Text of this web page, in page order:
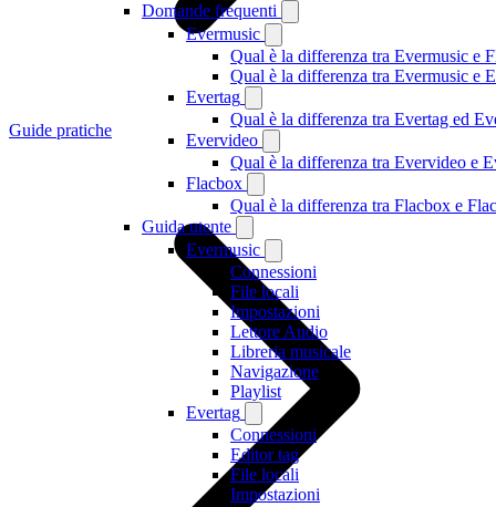
Domande frequenti
Evermusic
Qual è la differenza tra Evermusic e
Qual è la differenza tra Evermusic e
Evertag
Qual è la differenza tra Evertag ed
Evervideo
Qual è la differenza tra Evervideo e
Flacbox
Qual è la differenza tra Flacbox e
Guida utente
Evermusic
Connessioni
File locali
Impostazioni
Lettore Audio
Libreria musicale
Navigazione
Playlist
Evertag
Connessioni
Editor tag
File locali
Impostazioni
Guide pratiche